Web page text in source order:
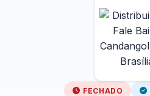
FECHADO